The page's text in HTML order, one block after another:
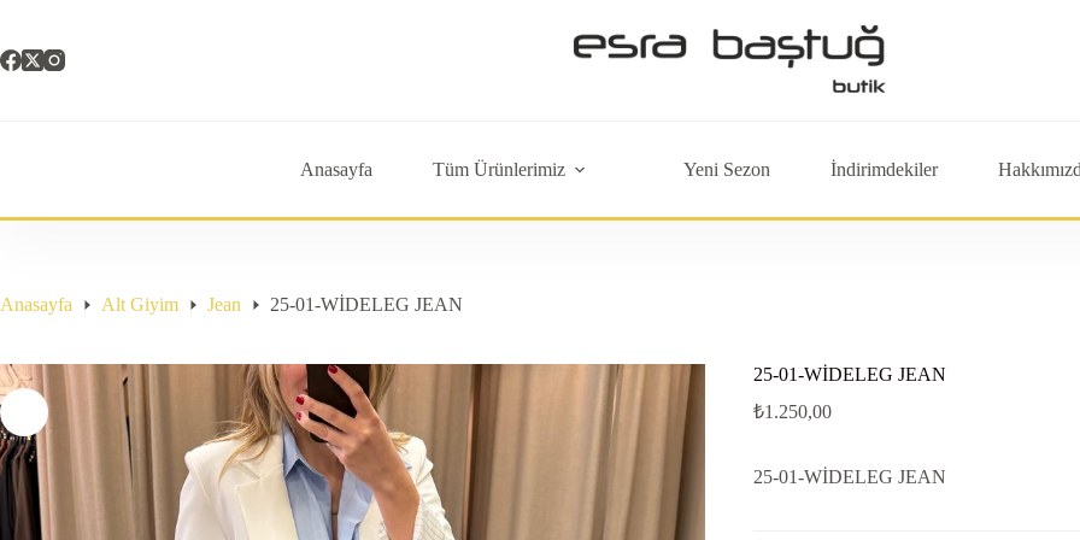
content
Anasayfa Tüm Ürünlerimiz Yeni Sezon İndirimdekiler
Anasayfa Alt Giyim Jean 25-01-WİDELEG JEAN
25-01-WİDELEG JEAN
₺1.250,00
25-01-WİDELEG JEAN